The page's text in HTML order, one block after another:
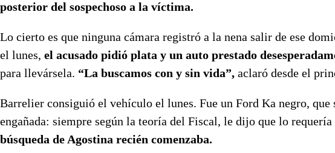
posterior del sospechoso a la víctima.
Lo cierto es que ninguna cámara registró a la nena salir de ese
el lunes, el acusado pidió plata y un auto prestado
para llevársela. “La buscamos con y sin vida”, aclaró desde el
Barrelier consiguió el vehículo el lunes. Fue un Ford Ka negro, que
engañada: siempre según la teoría del Fiscal, le dijo que lo
búsqueda de Agostina recién comenzaba.